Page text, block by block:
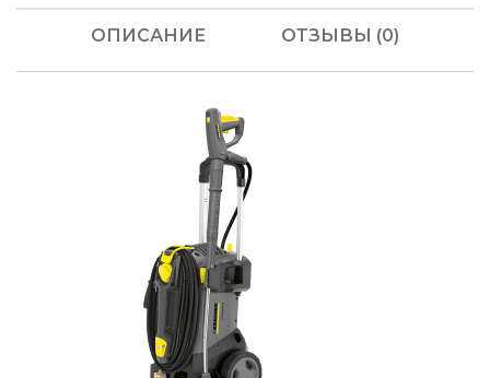
ОПИСАНИЕ ОТЗЫВЫ (0)